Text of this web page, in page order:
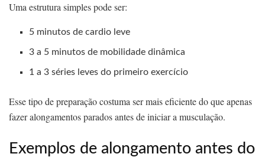
Uma estrutura simples pode ser:
5 minutos de cardio leve
3 a 5 minutos de mobilidade dinâmica
1 a 3 séries leves do primeiro exercício
Esse tipo de preparação costuma ser mais eficiente do que apenas
fazer alongamentos parados antes de iniciar a musculação.
Exemplos de alongamento antes do